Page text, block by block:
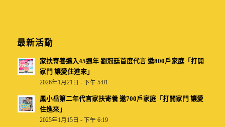
最新活動
家扶寄養邁入45週年 劉冠廷首度代言 邀800戶家庭「打開
家門 讓愛住進來」
2026年1月21日 - 下午 5:01
鳳小岳第二年代言家扶寄養 邀700戶家庭「打開家門 讓愛
住進來」
2025年1月15日 - 下午 6:19